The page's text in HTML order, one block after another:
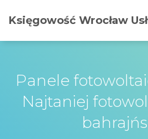
Księgowość Wrocław
Panele
Najtaniej